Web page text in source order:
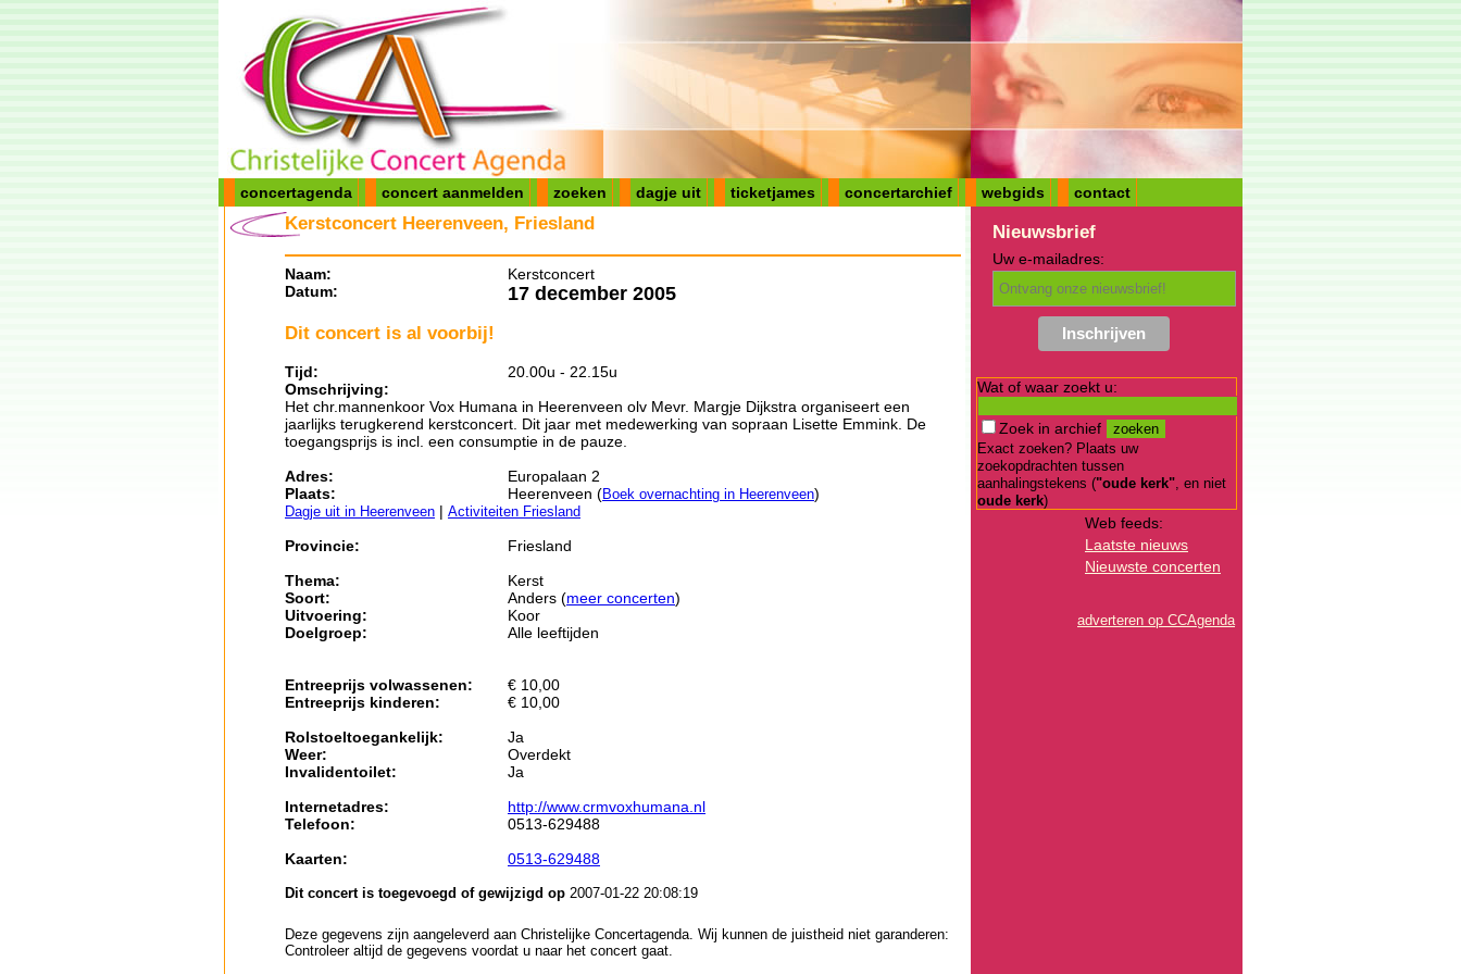
concertagenda concert aanmelden zoeken dagje uit ticketjames concertarchief webgids contact
Kerstconcert Heerenveen, Friesland
Naam:
Kerstconcert
Datum:
17 december 2005
Dit concert is al voorbij!
Tijd:
20.00u - 22.15u
Omschrijving:
Het chr.mannenkoor Vox Humana in Heerenveen olv Mevr. Margje Dijkstra organiseert een
jaarlijks terugkerend kerstconcert. Dit jaar met medewerking van sopraan Lisette Emmink. De
toegangsprijs is incl. een consumptie in de pauze.
Adres:
Europalaan 2
Plaats:
Heerenveen (Boek overnachting in Heerenveen)
Dagje uit in Heerenveen | Activiteiten Friesland
Provincie:
Friesland
Thema:
Kerst
Soort:
Anders (meer concerten)
Uitvoering:
Koor
Doelgroep:
Alle leeftijden
Entreeprijs volwassenen:
€ 10,00
Entreeprijs kinderen:
€ 10,00
Rolstoeltoegankelijk:
Ja
Weer:
Overdekt
Invalidentoilet:
Ja
Internetadres:
http://www.crmvoxhumana.nl
Telefoon:
0513-629488
Kaarten:
0513-629488
Dit concert is toegevoegd of gewijzigd op 2007-01-22 20:08:19
Deze gegevens zijn aangeleverd aan Christelijke Concertagenda. Wij kunnen de juistheid niet garanderen:
Controleer altijd de gegevens voordat u naar het concert gaat.
Nieuwsbrief
Uw e-mailadres:
Wat of waar zoekt u:
Zoek in archief
Exact zoeken? Plaats uw
zoekopdrachten tussen
aanhalingstekens ("oude kerk", en niet
oude kerk)
Web feeds:
Laatste nieuws
Nieuwste concerten
adverteren op CCAgenda